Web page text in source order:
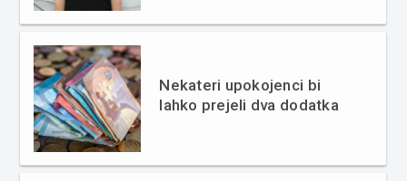
Nekateri upokojenci bi
lahko prejeli dva dodatka